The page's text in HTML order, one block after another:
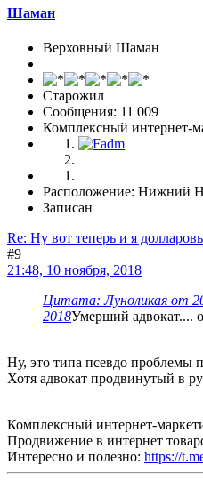
Шаман
Верховный Шаман
Старожил
Сообщения: 11 009
Комплексный интернет-
Расположение: Нижний
Записан
Re: Ну вот теперь и я
#9
21:48, 10 ноября, 2018
Цитата: Луноликая от
2018Умерший адвокат....
Ну, это типа псевдо проблемы
Хотя адвокат продвинутый в
Комплексный интернет-
Продвижение в интернет
Интересно и полезно: https://